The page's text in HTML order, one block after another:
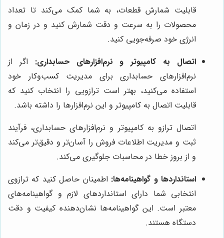
قابلیت شمارش قطعات، به شما کمک می‌کند تا تعداد
محصولات را به سرعت و دقت شمارش کنید و در زمان و
انرژی خود صرفه‌جویی کنید.
اتصال به کامپیوتر و نرم‌افزارهای حسابداری: اگر از
نرم‌افزارهای حسابداری برای مدیریت کسب‌وکار خود
استفاده می‌کنید، بهتر است ترازویی را انتخاب کنید که
قابلیت اتصال به کامپیوتر و این نرم‌افزارها را داشته باشد.
اتصال ترازو به کامپیوتر و نرم‌افزارهای حسابداری، فرآیند
ثبت و مدیریت اطلاعات فروش را آسان‌تر و دقیق‌تر می‌کند
و از بروز خطا در محاسبات جلوگیری می‌کند.
استانداردها و گواهینامه‌ها: اطمینان حاصل کنید که ترازوی
انتخابی شما دارای استانداردهای لازم و گواهینامه‌های
معتبر است. این گواهینامه‌ها نشان‌دهنده کیفیت و دقت
دستگاه هستند.